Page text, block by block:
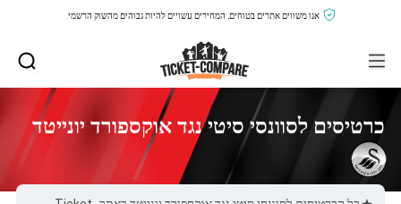
אנו משווים אתרים בטוחים, המחירים עשויים להיות גבוהים מהשוק הרשמי.
כרטיסים לסוונסי סיטי נגד אוקספורד יונייטד